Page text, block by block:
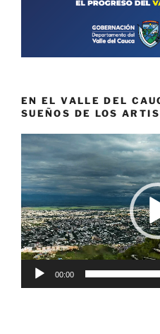
EN EL VALLE DEL
SUEÑOS DE LOS
Reproductor
de
vídeo
00:00